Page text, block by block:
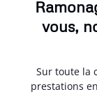
vous,
Sur toute la
prestations